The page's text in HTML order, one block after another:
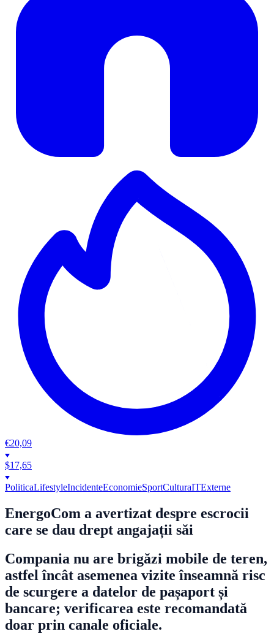
€20,09
$17,65
PoliticaLifestyleIncidenteEconomieSportCulturaITExterne
EnergoCom a avertizat despre escrocii
care se dau drept angajații săi
Compania nu are brigăzi mobile de teren,
astfel încât asemenea vizite înseamnă risc
de scurgere a datelor de pașaport și
bancare; verificarea este recomandată
doar prin canale oficiale.